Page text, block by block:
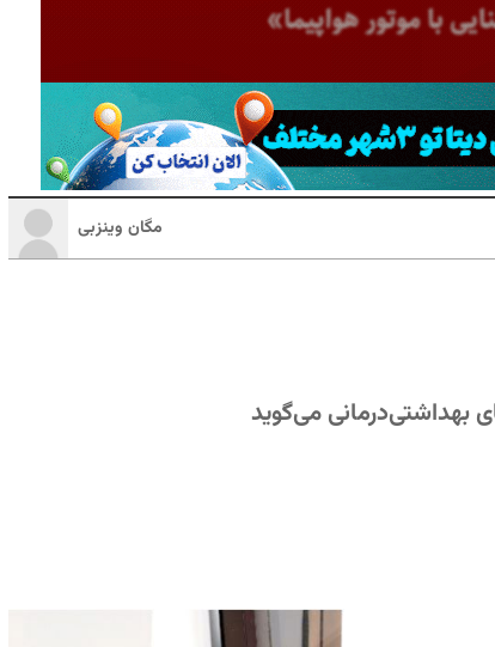
مگان وینزبی
بهداشتی‌درمانی می‌گوید